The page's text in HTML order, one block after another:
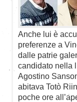
Anche lui è
preferenze a
dalle patrie
candidato nella
Agostino
abitava Totò
poche ore